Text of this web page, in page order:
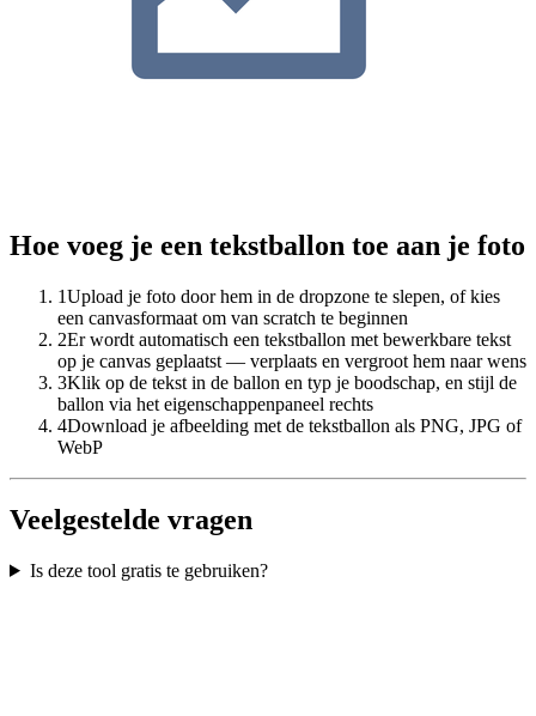
Hoe voeg je een tekstballon toe aan je foto
1Upload je foto door hem in de dropzone te slepen, of kies
een canvasformaat om van scratch te beginnen
2Er wordt automatisch een tekstballon met bewerkbare tekst
op je canvas geplaatst — verplaats en vergroot hem naar wens
3Klik op de tekst in de ballon en typ je boodschap, en stijl de
ballon via het eigenschappenpaneel rechts
4Download je afbeelding met de tekstballon als PNG, JPG of
WebP
Veelgestelde vragen
Is deze tool gratis te gebruiken?